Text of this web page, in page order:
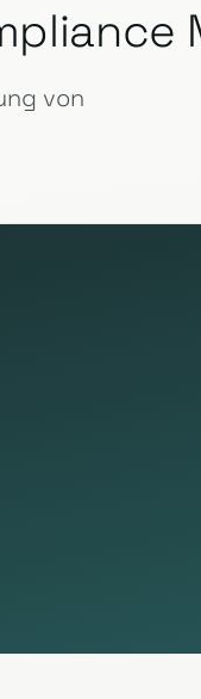
von